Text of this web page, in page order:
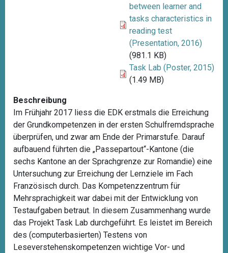
between learner and
tasks characteristics in
reading test
(Presentation, 2016)
(981.1 KB)
Task Lab (Poster, 2015)
(1.49 MB)
Beschreibung
Im Frühjahr 2017 liess die EDK erstmals die Erreichung
der Grundkompetenzen in der ersten Schulfremdsprache
überprüfen, und zwar am Ende der Primarstufe. Darauf
aufbauend führten die „Passepartout“-Kantone (die
sechs Kantone an der Sprachgrenze zur Romandie) eine
Untersuchung zur Erreichung der Lernziele im Fach
Französisch durch. Das Kompetenzzentrum für
Mehrsprachigkeit war dabei mit der Entwicklung von
Testaufgaben betraut. In diesem Zusammenhang wurde
das Projekt Task Lab durchgeführt. Es leistet im Bereich
des (computerbasierten) Testens von
Leseverstehenskompetenzen wichtige Vor- und